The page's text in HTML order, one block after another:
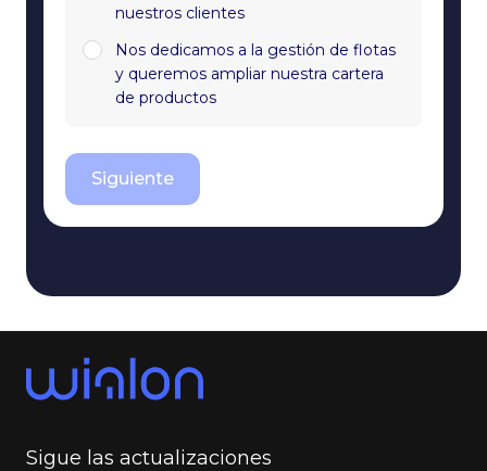
nuestros clientes
Nos dedicamos a la gestión de flotas
y queremos ampliar nuestra cartera
de productos
Siguiente
Sigue las actualizaciones